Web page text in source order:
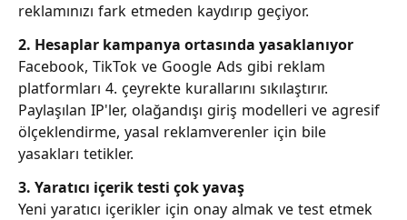
reklamınızı fark etmeden kaydırıp geçiyor.
2. Hesaplar kampanya ortasında yasaklanıyor
Facebook, TikTok ve Google Ads gibi reklam
platformları 4. çeyrekte kurallarını sıkılaştırır.
Paylaşılan IP'ler, olağandışı giriş modelleri ve agresif
ölçeklendirme, yasal reklamverenler için bile
yasakları tetikler.
3. Yaratıcı içerik testi çok yavaş
Yeni yaratıcı içerikler için onay almak ve test etmek